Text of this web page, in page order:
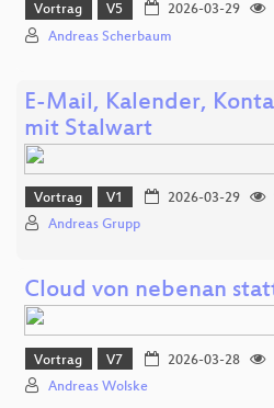
Vortrag V5 2026-03-29
Andreas Scherbaum
E-Mail, Kalender,
mit Stalwart
Vortrag V1 2026-03-29
Andreas Grupp
Cloud von nebenan
Vortrag V7 2026-03-28
Andreas Wolske